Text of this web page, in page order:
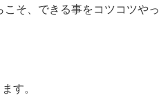
そ、できる事をコツコツやっ
す。